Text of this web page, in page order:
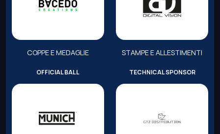
COPPE E MEDAGLIE STAMPE E ALLESTIMENTI
OFFICIAL BALL TECHNICAL SPONSOR